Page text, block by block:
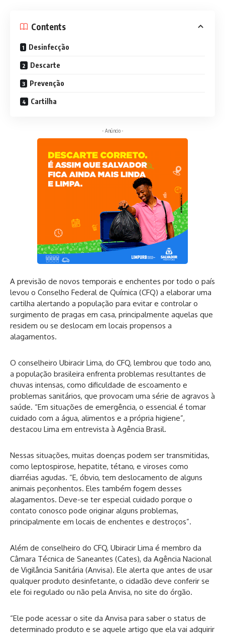
Contents
Desinfecção
Descarte
Prevenção
Cartilha
- Anúncio -
A previsão de novos temporais e enchentes por todo o país
levou o Conselho Federal de Química (CFQ) a elaborar uma
cartilha alertando a população para evitar e controlar o
surgimento de pragas em casa, principalmente aquelas que
residem ou se deslocam em locais propensos a
alagamentos.
O conselheiro Ubiracir Lima, do CFQ, lembrou que todo ano,
a população brasileira enfrenta problemas resultantes de
chuvas intensas, como dificuldade de escoamento e
problemas sanitários, que provocam uma série de agravos à
saúde. “Em situações de emergência, o essencial é tomar
cuidado com a água, alimentos e a própria higiene”,
destacou Lima em entrevista à Agência Brasil.
Nessas situações, muitas doenças podem ser transmitidas,
como leptospirose, hepatite, tétano, e viroses como
diarréias agudas. “E, óbvio, tem deslocamento de alguns
animais peçonhentos. Eles também fogem desses
alagamentos. Deve-se ter especial cuidado porque o
contato conosco pode originar alguns problemas,
principalmente em locais de enchentes e destroços”.
Além de conselheiro do CFQ, Ubiracir Lima é membro da
Câmara Técnica de Saneantes (Cates), da Agência Nacional
de Vigilância Sanitária (Anvisa). Ele alerta que antes de usar
qualquer produto desinfetante, o cidadão deve conferir se
ele foi regulado ou não pela Anvisa, no site do órgão.
“Ele pode acessar o site da Anvisa para saber o status de
determinado produto e se aquele artigo que ela vai adquirir